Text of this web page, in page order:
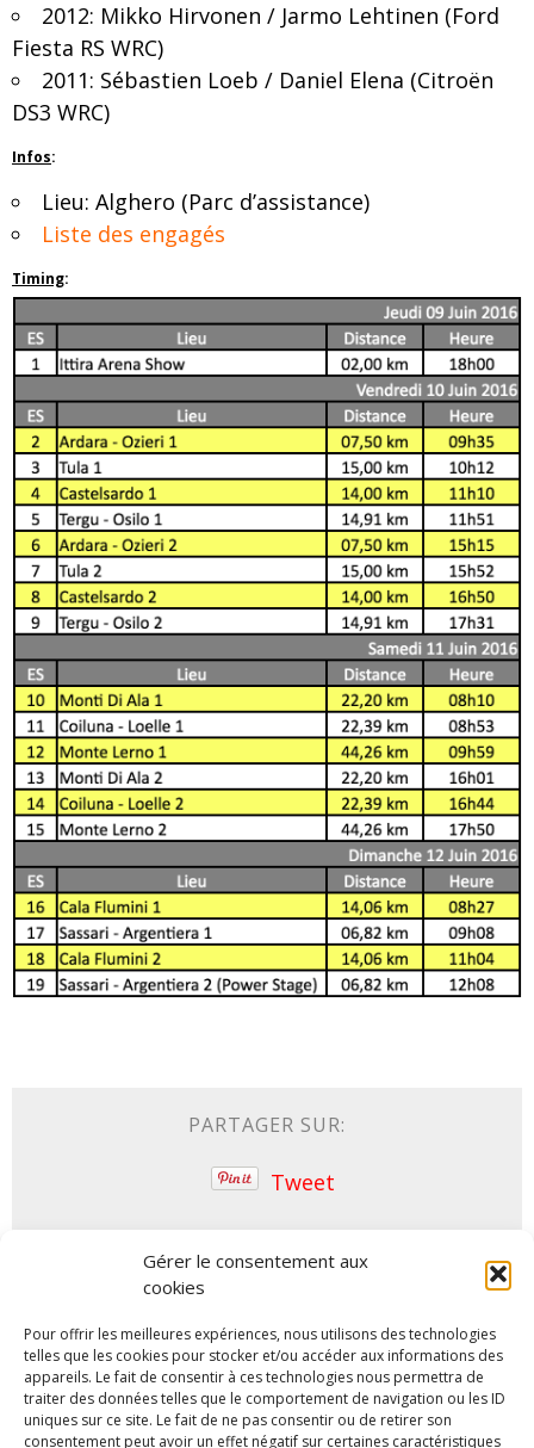
Gérer le consentement aux
cookies
Pour offrir les meilleures expériences, nous utilisons des technologies
telles que les cookies pour stocker et/ou accéder aux informations des
appareils. Le fait de consentir à ces technologies nous permettra de
traiter des données telles que le comportement de navigation ou les ID
uniques sur ce site. Le fait de ne pas consentir ou de retirer son
consentement peut avoir un effet négatif sur certaines caractéristiques
2012: Mikko Hirvonen / Jarmo Lehtinen (Ford
Fiesta RS WRC)
2011: Sébastien Loeb / Daniel Elena (Citroën
DS3 WRC)
Infos:
Lieu: Alghero (Parc d’assistance)
Liste des engagés
Timing:
PARTAGER SUR:
Tweet
ARTICLES SIMILAIRES